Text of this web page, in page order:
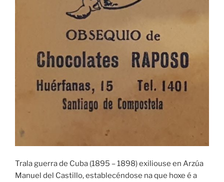
Trala guerra de Cuba (1895 – 1898) exiliouse en Arzúa
Manuel del Castillo, establecéndose na que hoxe é a